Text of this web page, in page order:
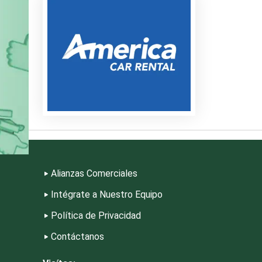
Alianzas Comerciales
Intégrate a Nuestro Equipo
Política de Privacidad
Contáctanos